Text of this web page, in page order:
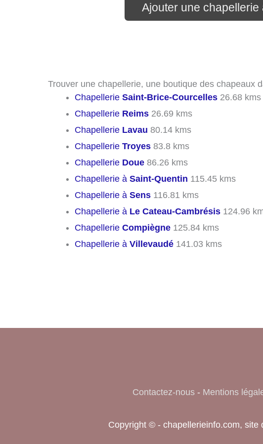
Ajouter une chapellerie
Trouver une chapellerie, une boutique des chapeaux
Chapellerie Saint-Brice-Courcelles 26.68 kms
Chapellerie Reims 26.69 kms
Chapellerie Lavau 80.14 kms
Chapellerie Troyes 83.8 kms
Chapellerie Doue 86.26 kms
Chapellerie à Saint-Quentin 115.45 kms
Chapellerie à Sens 116.81 kms
Chapellerie à Le Cateau-Cambrésis 124.96
Chapellerie Compiègne 125.84 kms
Chapellerie à Villevaudé 141.03 kms
Contactez-nous- Mentions
Copyright © - chapellerieinfo.com,